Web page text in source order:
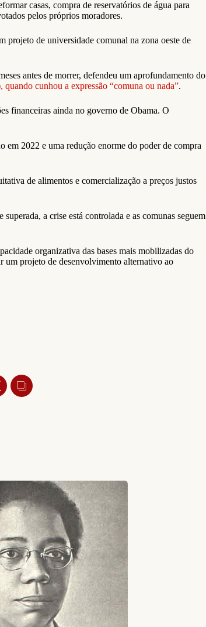
casas, compra de reservatórios de água para
pelos próprios moradores.
projeto de universidade comunal na zona oeste de
antes de morrer, defendeu um aprofundamento do
cunhou a expressão “comuna ou nada”.
financeiras ainda no governo de Obama. O
2022 e uma redução enorme do poder de compra
de alimentos e comercialização a preços justos
a crise está controlada e as comunas seguem
organizativa das bases mais mobilizadas do
um projeto de desenvolvimento alternativo ao